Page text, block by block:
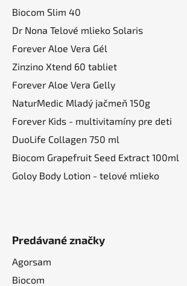
Biocom Slim 40
Dr Nona Telové mlieko Solaris
Forever Aloe Vera Gél
Zinzino Xtend 60 tabliet
Forever Aloe Vera Gelly
NaturMedic Mladý jačmeň 150g
Forever Kids - multivitamíny pre deti
DuoLife Collagen 750 ml
Biocom Grapefruit Seed Extract 100ml
Goloy Body Lotion - telové mlieko
Predávané značky
Agorsam
Biocom